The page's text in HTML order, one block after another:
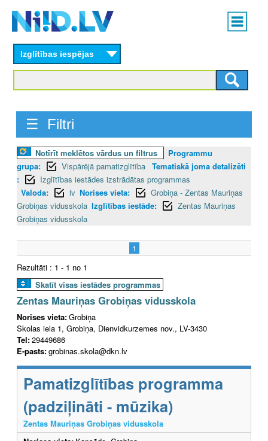
content
Main
menu
Izglītības iespējas
☰ Filtri
Notīrīt meklētos vārdus un filtrus
Programmu
grupa:
Vispārējā pamatizglītība Tematiskā joma detalizēti
:
Izglītības iestādes izstrādātas programmas
Valoda:
lv Norises vieta:
Grobiņa - Zentas Mauriņas
Grobiņas vidusskola Izglītības iestāde:
Zentas Mauriņas
Grobiņas vidusskola
1
Rezultāti : 1 - 1 no 1
Skatīt visas iestādes programmas
Zentas Mauriņas Grobiņas vidusskola
Norises vieta:Grobiņa
Skolas iela 1, Grobiņa, Dienvidkurzemes nov., LV-3430
Tel:29449686
E-pasts:grobinas.skola@dkn.lv
Pamatizglītības programma
(padziļināti - mūzika)
Zentas Mauriņas Grobiņas vidusskola